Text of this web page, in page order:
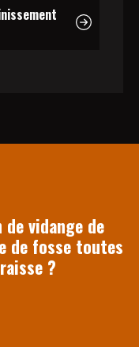
vidange de
de fosse toutes
?